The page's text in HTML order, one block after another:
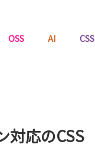
OSS AI CSS
対応のCSS